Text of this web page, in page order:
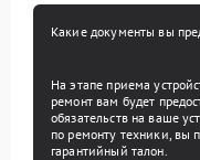
Какие документы вы
На этапе приема
ремонт вам будет
обязательств на ваше
по ремонту техники, вы
гарантийный талон.